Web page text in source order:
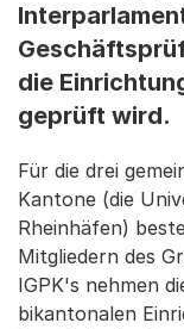
die
geprüft wird.
Für die drei
Kantone (die
Rheinhäfen)
Mitgliedern des
IGPK's nehmen
bikantonalen